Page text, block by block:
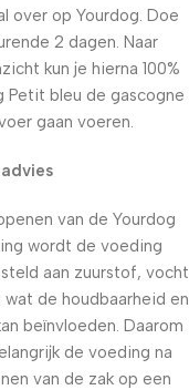
over op Yourdog. Doe
2 dagen. Naar
kun je hierna 100%
Petit bleu de gascogne
gaan voeren.
van de Yourdog
wordt de voeding
aan zuurstof, vocht
wat de houdbaarheid en
beïnvloeden. Daarom
de voeding na
van de zak op een